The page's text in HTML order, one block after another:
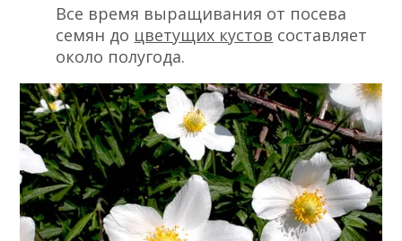
Все время выращивания от посева
семян до цветущих кустов составляет
около полугода.